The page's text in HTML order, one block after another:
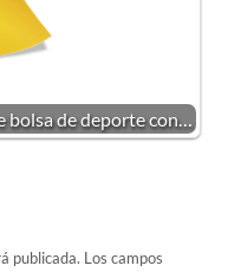
bolsa de deporte con…
publicada. Los campos